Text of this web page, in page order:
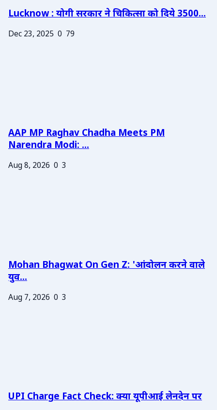
Lucknow : योगी सरकार ने चिकित्सा को दिये 3500...
Dec 23, 2025 0 79
AAP MP Raghav Chadha Meets PM
Narendra Modi: ...
Aug 8, 2026 0 3
Mohan Bhagwat On Gen Z: 'आंदोलन करने वाले
युव...
Aug 7, 2026 0 3
UPI Charge Fact Check: क्या यूपीआई लेनदेन पर